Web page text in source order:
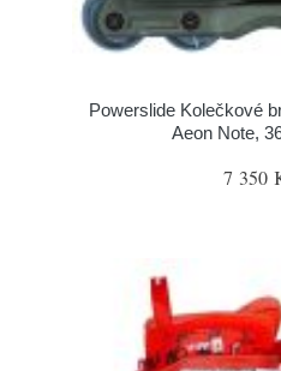
Powerslide Kolečkové
Aeon Note,
7 350